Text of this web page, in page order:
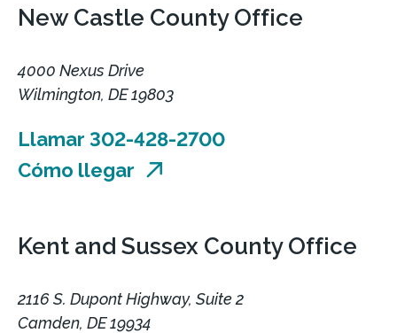
New Castle County Office
4000 Nexus Drive
Wilmington, DE 19803
Llamar 302-428-2700
Cómo llegar
Kent and Sussex County Office
2116 S. Dupont Highway, Suite 2
Camden, DE 19934